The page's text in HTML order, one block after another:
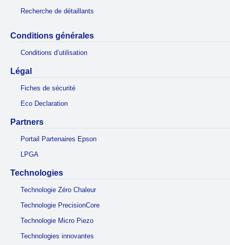
Recherche de détaillants
Conditions générales
Conditions d’utilisation
Légal
Fiches de sécurité
Eco Declaration
Partners
Portail Partenaires Epson
LPGA
Technologies
Technologie Zéro Chaleur
Technologie PrecisionCore
Technologie Micro Piezo
Technologies innovantes